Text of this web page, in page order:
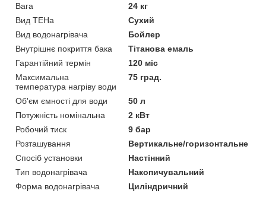
Вага
24 кг
Вид ТЕНа
Сухий
Вид водонагрівача
Бойлер
Внутрішнє покриття бака
Тітанова емаль
Гарантійний термін
120 міс
Максимальна
температура нагріву води
75 град.
Об'єм ємності для води
50 л
Потужність номінальна
2 кВт
Робочий тиск
9 бар
Розташування
Вертикальне/горизонтальне
Спосіб установки
Настінний
Тип водонагрівача
Накопичувальний
Форма водонагрівача
Циліндричний